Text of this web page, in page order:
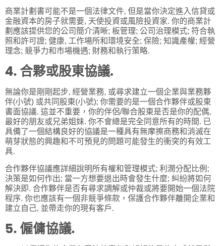
商業計劃書可能不是一個法律文件, 但是當你決定進入信貸或
金融資本的房子就需要, 天使投資或風險投資家. 你的商業計
劃應該提供您的公司簡介清晰; 板管理; 公司治理模式; 符合執
照和許可證; 健康, 工作場所和環境安全; 保險; 知識產權; 經營
理念; 競爭力和市場機遇; 財務和執行策略.
4. 合夥或股東協議.
無論你是剛剛起步, 經營業務, 或尋求建立一個企業與業務夥
伴(小號) 或共同股東(小號); 你需要的是一個合作夥伴或股東
書面協議. 這並不重要，你的伴侶/聯合股東是否是你的配偶,
最好的朋友或兄弟姐妹. 你不會總是完全同意所有的時間. 已
具備了一個結構良好的協議是一種具有無摩擦商務和消滅在
萌芽狀態的興趣和不可預見的問題可能發生的衝突的有效工
具.
合作夥伴協議應詳細說明所有權和管理模式; 利潤分配比例;
決策是如何作出; 當一方想要退出時會發生什麼; 糾紛將如何
解決即. 合作夥伴是否有尋求調解或仲裁或將要開始一個法院
程序. 你也應該有一個非競爭條款，保護合作夥伴離開企業和
建立自己, 並帶走你的現有客戶.
5. 僱傭協議.